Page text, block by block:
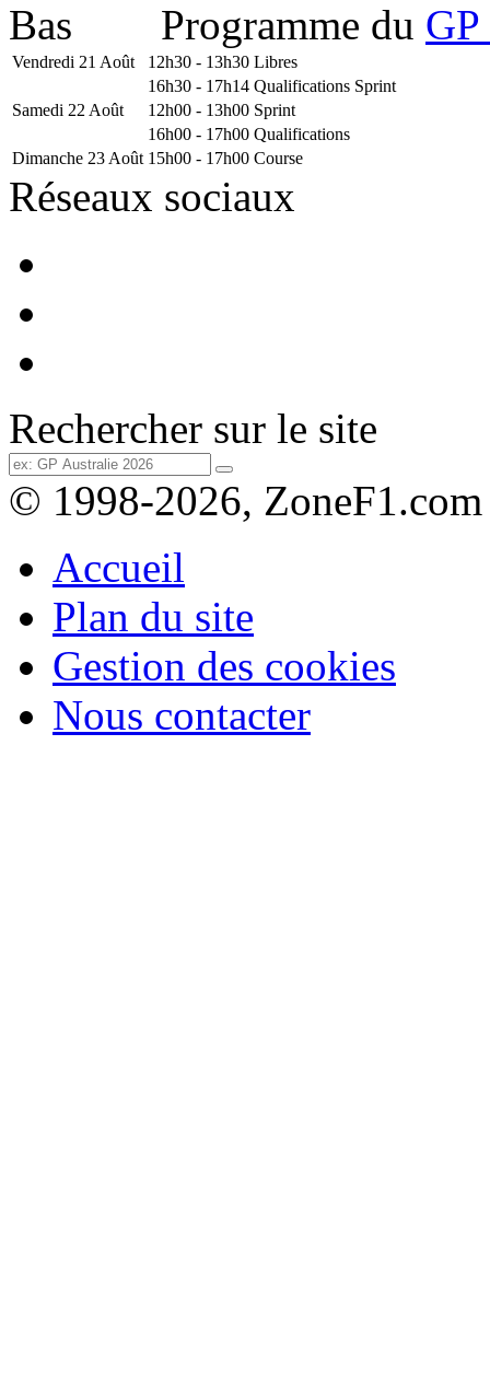
Programme du
Vendredi 21 Août 12h30 - 13h30 Libres
16h30 - 17h14 Qualifications Sprint
Samedi 22 Août
12h00 - 13h00 Sprint
16h00 - 17h00 Qualifications
Dimanche 23 Août 15h00 - 17h00 Course
Réseaux sociaux
Rechercher sur le site
© 1998-2026, ZoneF1.com
Accueil
Plan du site
Gestion des cookies
Nous contacter